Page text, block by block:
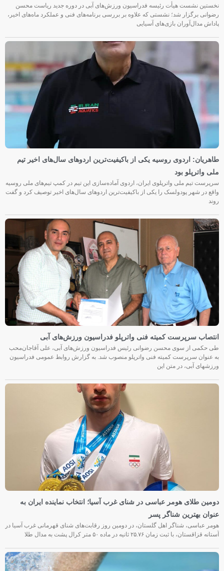
نخستین نشست هیأت رئیسه فدراسیون ورزش‌های آبی در دوره جدید ریاست محسن
رضوانی برگزار شد؛ نشستی که علاوه بر بررسی برنامه‌های فنی و عملکرد ماه‌های اخیر،
پاداش مدال‌آوران بازی‌های آسیایی
طاهریان: اردوی روسیه یکی از باکیفیت‌ترین اردوهای سال‌های اخیر تیم
ملی واترپلو بود
سرپرست تیم ملی واترپلوی ایران، اردوی آماده‌سازی این تیم در کمپ تیم‌های ملی روسیه
واقع در شهر پودولسک را یکی از باکیفیت‌ترین اردوهای سال‌های اخیر توصیف کرد و گفت
روند
انتصاب سرپرست کمیته فنی واترپلو فدراسیون ورزش‌های آبی
طی حکمی از سوی محسن رضوانی رئیس فدراسیون ورزش‌های آبی، علی آقاجان‌محب
به عنوان سرپرست کمیته فنی واترپلو منصوب شد. به گزارش روابط عمومی فدراسیون
ورزشهای آبی، در متن این
دومین طلای هومر عباسی در شنای غرب آسیا؛ انتخاب نماینده ایران به
عنوان بهترین شناگر پسر
هومر عباسی، شناگر اهل گلستان، در دومین روز رقابت‌های شنای قهرمانی غرب آسیا در
آستانه قزاقستان، با ثبت زمان ۲۵.۷۶ ثانیه در ماده ۵۰ متر کرال پشت به مدال طلا